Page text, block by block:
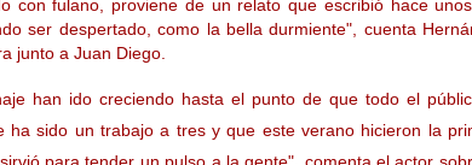
con fulano, proviene de un relato que escribió hace
ser despertado, como la bella durmiente", cuenta
junto a Juan Diego.
han ido creciendo hasta el punto de que todo el
ha sido un trabajo a tres y que este verano hicieron la